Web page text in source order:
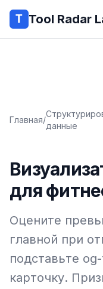
Tool Radar
Главная/
данные
для
Оцените
главной при
подставьте
карточку.